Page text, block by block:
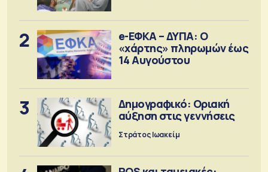
2
e-ΕΦΚΑ – ΔΥΠΑ: Ο
«χάρτης» πληρωμών έως
14 Αυγούστου
3
Δημογραφικό: Οριακή
αύξηση στις γεννήσεις
Στράτος Ιωακείμ